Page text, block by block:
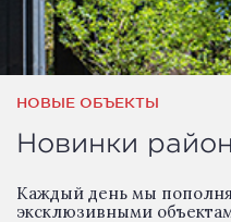
НОВЫЕ ОБЪЕКТЫ
Новинки
Каждый день мы
эксклюзивными